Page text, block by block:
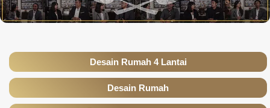
Desain Rumah 4 Lantai
Desain Rumah